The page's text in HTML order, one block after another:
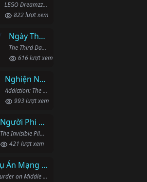
LEGO Dreamzzz (2023)
822 lượt xem
Ngày Thứ Ba
The Third Day (2020)
616 lượt xem
Nghiện Ngập: Chuỗi Phim Bổ Trợ
Addiction: The Supplementary (2007)
993 lượt xem
Người Phi Công Vô Hình
The Invisible Pilot (2022)
421 lượt xem
Vụ Án Mạng Trên Đường Middle Beach
Murder on Middle Beach (2020)